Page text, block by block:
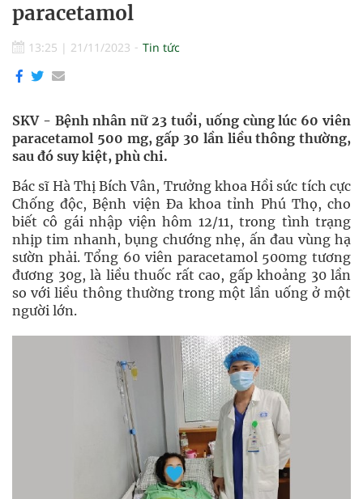
paracetamol
13:25 | 21/11/2023 Tin tức
SKV - Bệnh nhân nữ 23 tuổi, uống cùng lúc 60 viên
paracetamol 500 mg, gấp 30 lần liều thông thường,
sau đó suy kiệt, phù chi.
Bác sĩ Hà Thị Bích Vân, Trưởng khoa Hồi sức tích cực
Chống độc, Bệnh viện Đa khoa tỉnh Phú Thọ, cho
biết cô gái nhập viện hôm 12/11, trong tình trạng
nhịp tim nhanh, bụng chướng nhẹ, ấn đau vùng hạ
sườn phải. Tổng 60 viên paracetamol 500mg tương
đương 30g, là liều thuốc rất cao, gấp khoảng 30 lần
so với liều thông thường trong một lần uống ở một
người lớn.